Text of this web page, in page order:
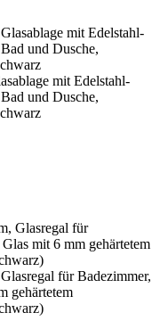
mit Edelstahl-
und Dusche,
für Badezimmer,
gehärtetem